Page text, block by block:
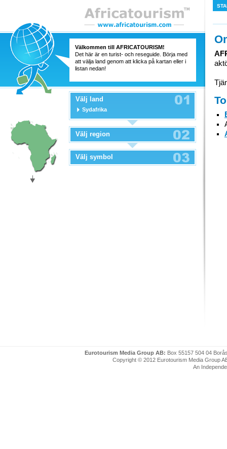
Välkommen till AFRICATOURISM!
Det här är en turist- och reseguide. Börja med
att välja land genom att klicka på kartan eller i
listan nedan!
Välj land
Sydafrika
Välj region
Välj symbol
Eurotourism Media Group AB: Box 55157 504 04
Copyright © 2012 Eurotourism Media Group
An